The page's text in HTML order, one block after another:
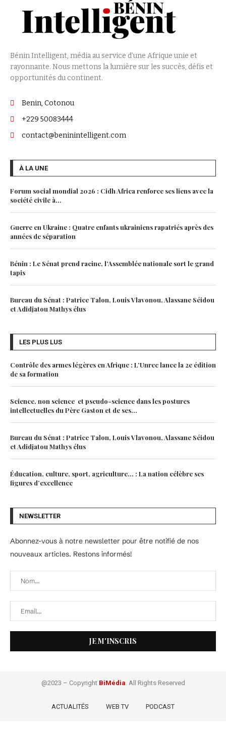
Bénin Intelligent, média au service d’une Afrique unie et
rayonnante. Nous mettons la lumière sur les succès, défis et
opportunités du continent.
Benin, Cotonou
+229 50083444
contact@beninintelligent.com
À LA UNE
Forum social mondial 2026 : Cidh Africa renforce ses liens avec la
société civile à...
Guerre en Ukraine : Quatre enfants ukrainiens rapatriés après des
années de séparation
Bénin : Le Sénat prend racine, l’Assemblée nationale sort le grand
tapis
Bureau du Sénat : Patrice Talon, Louis Vlavonou, Alassane Séidou
et Adidjatou Mathys élus
LES PLUS LUS
Contrôle des armes légères en Afrique : L’Unrec lance la 2e édition
de sa formation
Science, non science et pseudo-science dans les postures
intellectuelles du Père Gaston et de ses...
Bureau du Sénat : Patrice Talon, Louis Vlavonou, Alassane Séidou
et Adidjatou Mathys élus
Éducation, culture, sport, agriculture… : La nation célèbre ses
figures d’excellence
NEWSLETTER
Abonnez-vous à notre newsletter pour être notifié de nos
nouveaux articles. Restons informés!
@2023 – Copyright BiMédia. All Rights Reserved
ACTUALITÉS WEB TV PODCAST